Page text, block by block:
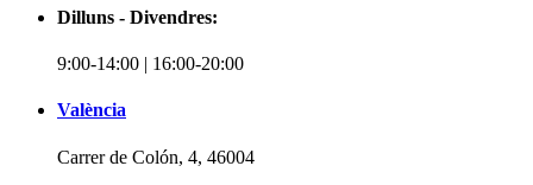
Dilluns - Divendres:
9:00-14:00 | 16:00-20:00
València
Carrer de Colón, 4, 46004